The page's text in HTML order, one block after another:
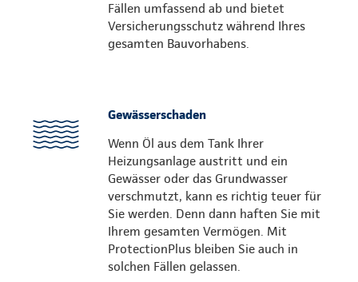
Fällen umfassend ab und bietet
Versicherungsschutz während Ihres
gesamten Bauvorhabens.
Gewässerschaden
Wenn Öl aus dem Tank Ihrer
Heizungsanlage austritt und ein
Gewässer oder das Grundwasser
verschmutzt, kann es richtig teuer für
Sie werden. Denn dann haften Sie mit
Ihrem gesamten Vermögen. Mit
ProtectionPlus bleiben Sie auch in
solchen Fällen gelassen.